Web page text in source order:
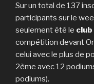
Sur un total de 137
participants sur le
seulement été le
compétition devant
celui avec le plus de
2ème avec 12
podiums).